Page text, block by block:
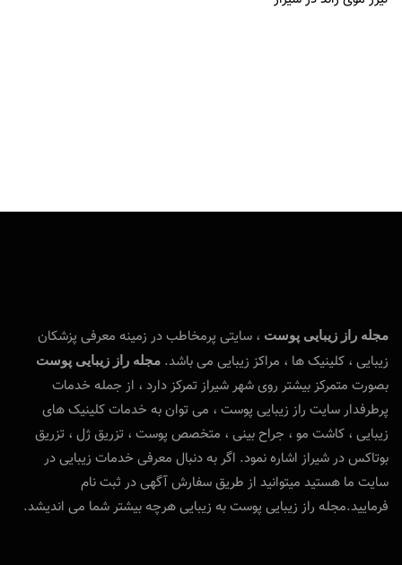
مجله راز زیبایی پوست ، سایتی پرمخاطب در زمینه معرفی پزشکان
زیبایی ، کلینیک ها ، مراکز زیبایی می باشد. مجله راز زیبایی پوست
بصورت متمرکز بیشتر روی شهر شیراز تمرکز دارد ، از جمله خدمات
پرطرفدار سایت راز زیبایی پوست ، می توان به خدمات کلینیک های
زیبایی ، کاشت مو ، جراح بینی ، متخصص پوست ، تزریق ژل ، تزریق
بوتاکس در شیراز اشاره نمود. اگر به دنبال معرفی خدمات زیبایی در
سایت ما هستید میتوانید از طریق سفارش آگهی در ثبت نام
فرمایید.مجله راز زیبایی پوست به زیبایی هرچه بیشتر شما می اندیشد.